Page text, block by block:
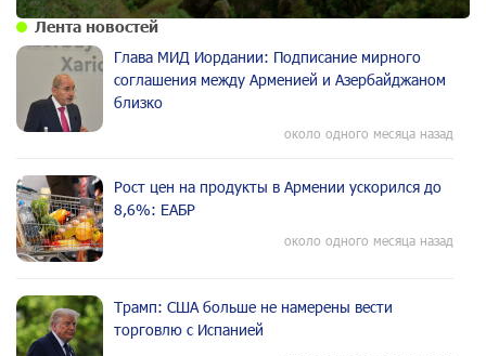
Лента новостей
Глава МИД Иордании: Подписание мирного
соглашения между Арменией и Азербайджаном
близко
около одного месяца назад
Рост цен на продукты в Армении ускорился до
8,6%: ЕАБР
около одного месяца назад
Трамп: США больше не намерены вести
торговлю с Испанией